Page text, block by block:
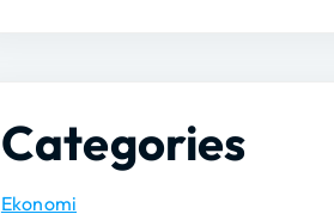
Categories
Ekonomi